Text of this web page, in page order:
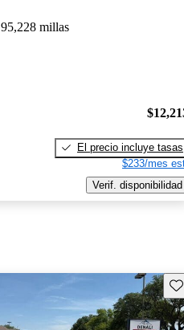
95,228 millas
El precio incluye tasas
$233/mes
Verif. disponibilidad